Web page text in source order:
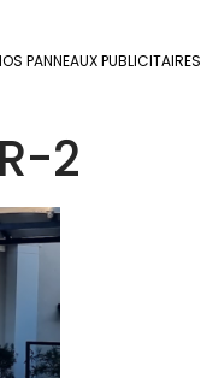
PANNEAUX PUBLICITAIRES
2